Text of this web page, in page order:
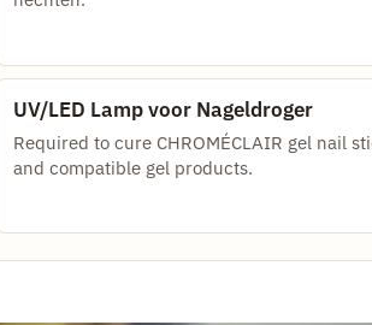
UV/LED Lamp voor Nageldroger
Required to cure CHROMÉCLAIR gel nail
and compatible gel products.